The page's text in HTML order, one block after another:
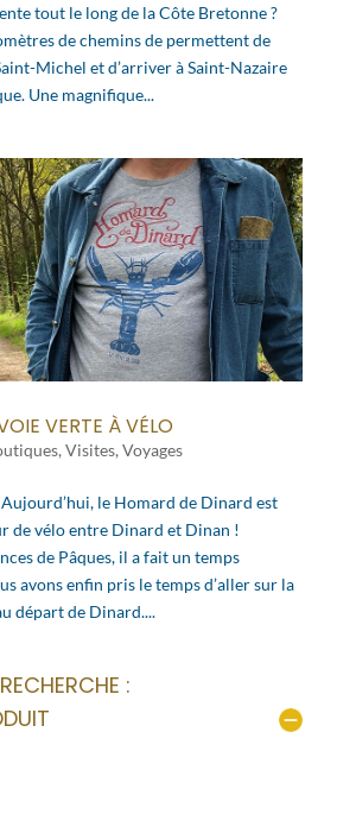
tout le long de la Côte Bretonne ?
de chemins de permettent de
Michel et d’arriver à Saint-Nazaire
Une magnifique...
VERTE À VÉLO
,Visites,Voyages
le Homard de Dinard est
de vélo entre Dinard et Dinan !
de Pâques, il a fait un temps
avons enfin pris le temps d’aller sur la
départ de Dinard....
: